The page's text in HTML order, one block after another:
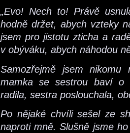
„Evo! Nech to! Právě
hodně držet, abych vzteky
jsem pro jistotu zticha a
v obýváku, abych náhodou
Samozřejmě jsem
mamka se sestrou baví o
radila, sestra poslouchala,
Po nějaké chvíli sešel ze
naproti mně. Slušně jsme